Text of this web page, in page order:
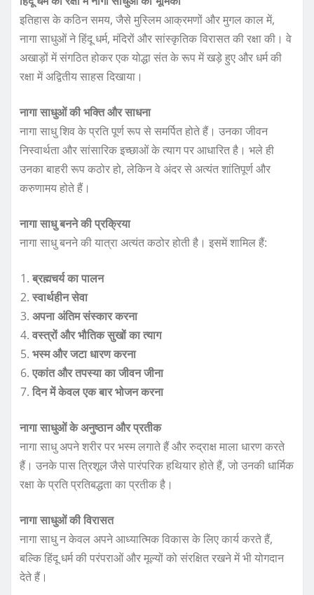
इतिहास के कठिन समय, जैसे मुस्लिम आक्रमणों और मुगल काल में,
नागा साधुओं ने हिंदू धर्म, मंदिरों और सांस्कृतिक विरासत की रक्षा की। वे
अखाड़ों में संगठित होकर एक योद्धा संत के रूप में खड़े हुए और धर्म की
रक्षा में अद्वितीय साहस दिखाया।
नागा साधुओं की भक्ति और साधना
नागा साधु शिव के प्रति पूर्ण रूप से समर्पित होते हैं। उनका जीवन
निस्वार्थता और सांसारिक इच्छाओं के त्याग पर आधारित है। भले ही
उनका बाहरी रूप कठोर हो, लेकिन वे अंदर से अत्यंत शांतिपूर्ण और
करुणामय होते हैं।
नागा साधु बनने की प्रक्रिया
नागा साधु बनने की यात्रा अत्यंत कठोर होती है। इसमें शामिल हैं:
ब्रह्मचर्य का पालन
स्वार्थहीन सेवा
अपना अंतिम संस्कार करना
वस्त्रों और भौतिक सुखों का त्याग
भस्म और जटा धारण करना
एकांत और तपस्या का जीवन जीना
दिन में केवल एक बार भोजन करना
नागा साधुओं के अनुष्ठान और प्रतीक
नागा साधु अपने शरीर पर भस्म लगाते हैं और रुद्राक्ष माला धारण करते
हैं। उनके पास त्रिशूल जैसे पारंपरिक हथियार होते हैं, जो उनकी धार्मिक
रक्षा के प्रति प्रतिबद्धता का प्रतीक है।
नागा साधुओं की विरासत
नागा साधु न केवल अपने आध्यात्मिक विकास के लिए कार्य करते हैं,
बल्कि हिंदू धर्म की परंपराओं और मूल्यों को संरक्षित रखने में भी योगदान
देते हैं।